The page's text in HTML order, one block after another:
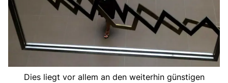
Dies liegt vor allem an den weiterhin günstigen